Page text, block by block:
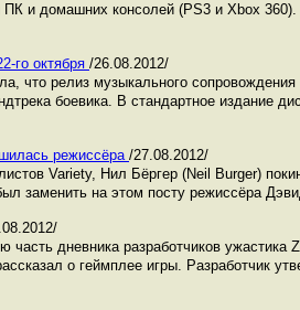
ПК и домашних консолей (PS3 и Xbox
го октября /26.08.2012/
что релиз музыкального сопровождения
боевика. В стандартное издание
режиссёра/27.08.2012/
Variety, Нил Бёргер (Neil Burger)
заменить на этом посту режиссёра
часть дневника разработчиков
о геймплее игры. Разработчик